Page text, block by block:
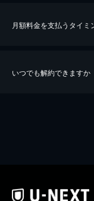
※40％ポイント還元の対象は
月額料金を支払うタイミ
いつでも解約できますか